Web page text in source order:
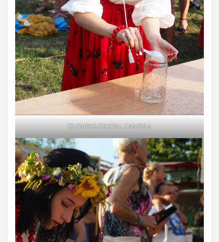
OLYMPUS DIGITAL CAMERA